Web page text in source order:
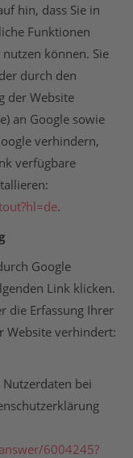
hin, dass Sie in
Funktionen
können. Sie
durch den
der Website
an Google sowie
verhindern,
verfügbare
.
Google
Link klicken.
die Erfassung Ihrer
Website verhindert:
bei
6004245?